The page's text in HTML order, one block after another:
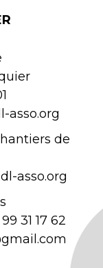
asso.org
de
asso.org
31 17 62